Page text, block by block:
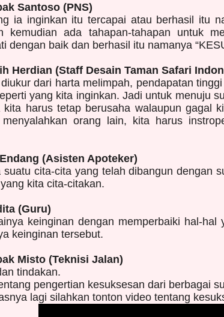
Santoso (PNS)
ia inginkan itu tercapai atau berhasil itu
kemudian ada tahapan-tahapan untuk
dengan baik dan berhasil itu namanya
Herdian (Staff Desain Taman Safari
dari harta melimpah, pendapatan
yang kita inginkan. Jadi untuk menuju
kita harus tetap berusaha walaupun gagal
orang lain, kita harus
(Asisten Apoteker)
cita-cita yang telah dibangun dengan
kita cita-citakan.
(Guru)
keinginan dengan memperbaiki hal-
keinginan tersebut.
Misto (Teknisi Jalan)
tindakan.
pengertian kesuksesan dari berbagai
lagi silahkan tonton video tentang